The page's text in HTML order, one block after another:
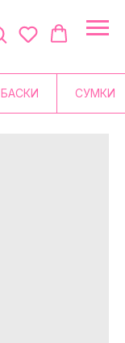
БАСКИ СУМКИ